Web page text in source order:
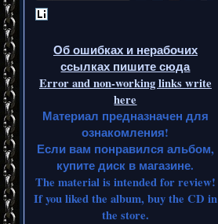
Об ошибках и нерабочих
ссылках пишите сюда
Error and non-working links write
here
Материал предназначен для
ознакомления!
Если вам понравился альбом,
купите диск в магазине.
The material is intended for review!
If you liked the album, buy the CD in
the store.